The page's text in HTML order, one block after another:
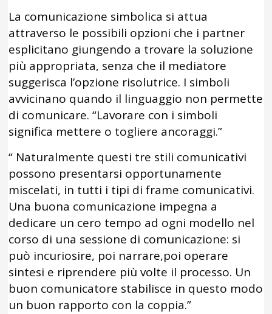
La comunicazione simbolica si attua
attraverso le possibili opzioni che i partner
esplicitano giungendo a trovare la soluzione
più appropriata, senza che il mediatore
suggerisca l’opzione risolutrice. I simboli
avvicinano quando il linguaggio non permette
di comunicare. “Lavorare con i simboli
significa mettere o togliere ancoraggi.”
“ Naturalmente questi tre stili comunicativi
possono presentarsi opportunamente
miscelati, in tutti i tipi di frame comunicativi.
Una buona comunicazione impegna a
dedicare un cero tempo ad ogni modello nel
corso di una sessione di comunicazione: si
può incuriosire, poi narrare,poi operare
sintesi e riprendere più volte il processo. Un
buon comunicatore stabilisce in questo modo
un buon rapporto con la coppia.”